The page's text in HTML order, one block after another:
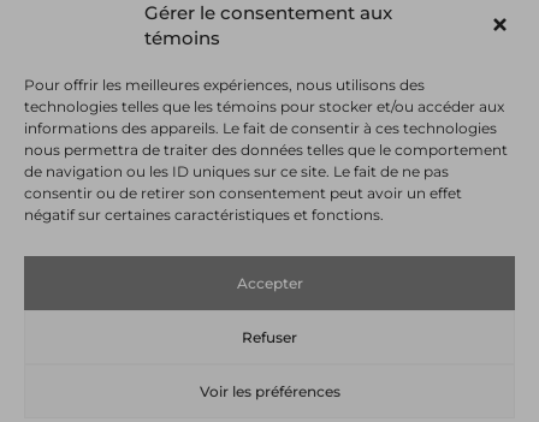
Gérer le consentement aux
témoins
Pour offrir les meilleures expériences, nous utilisons des
technologies telles que les témoins pour stocker et/ou accéder aux
informations des appareils. Le fait de consentir à ces technologies
nous permettra de traiter des données telles que le comportement
de navigation ou les ID uniques sur ce site. Le fait de ne pas
consentir ou de retirer son consentement peut avoir un effet
négatif sur certaines caractéristiques et fonctions.
Accepter
Refuser
Voir les préférences
Collège de Rosemont
POUR NE RIEN MANQUER DE NOS OFFRES
ET FORMATIONS, ABONNEZ-VOUS À
L'INFOLETTRE